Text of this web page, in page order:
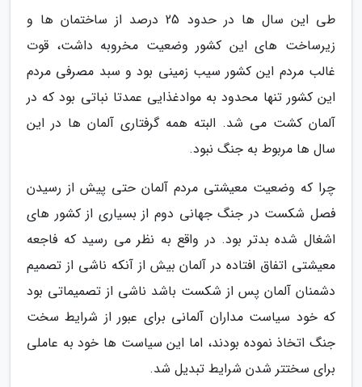
طی این سال ها در حدود 25 درصد از ساختمان ها و
زیرساخت های این کشور وضعیت مخروبه داشت، قوت
غالب مردم این کشور سیب زمینی بود و سبد مصرفی مردم
این کشور تنها محدود به موادغذایی عمدتا نباتی بود که در
آلمان کشت می شد. البته همه گرفتاری آلمان ها در این
سال ها مربوط به جنگ نبود.
چرا که وضعیت معیشتی مردم آلمان حتی پیش از رسیدن
فصل شکست در جنگ جهانی دوم از بسیاری از کشور های
اشغال شده بدتر بود. در واقع به نظر می رسید که فاجعه
معیشتی اتفاق افتاده در آلمان بیش از آنکه ناشی از تصمیم
دشمنان آلمان پس از شکست باشد ناشی از تصمیماتی بود
که خود سیاست مداران آلمانی برای عبور از شرایط سخت
جنگ اتخاذ نموده بودند، اما این سیاست ها خود به عاملی
برای سختتر شدن شرایط تبدیل شد.